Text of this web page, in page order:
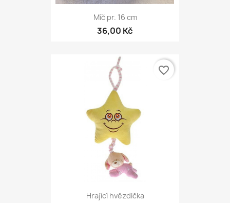
Míč pr. 16 cm
36,00 Kč
Hrající hvězdička
favorite_border